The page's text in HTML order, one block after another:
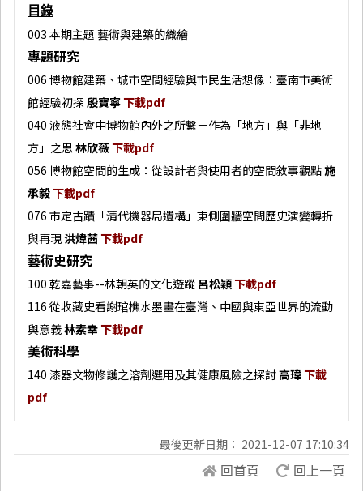
目錄
003 本期主題 藝術與建築的織繪
專題研究
006 博物館建築、城市空間經驗與市民生活想像：臺南市美術
館經驗初探 殷寶寧 下載pdf
040 液態社會中博物館內外之所繫－作為「地方」與「非地
方」之思林欣薇 下載pdf
056 博物館空間的生成：從設計者與使用者的空間敘事觀點施
承毅 下載pdf
076 市定古蹟「清代機器局遺構」東側圍牆空間歷史演變轉折
與再現洪煒茜 下載pdf
藝術史研究
100 乾嘉藝事--林朝英的文化遊蹤 呂松穎 下載pdf
116 從收藏史看謝琯樵水墨畫在臺灣、中國與東亞世界的流動
與意義林素幸 下載pdf
美術科學
140 漆器文物修護之溶劑選用及其健康風險之探討高瑋 下載
pdf
最後更新日期： 2021-12-07 17:10:34
回首頁 回上一頁